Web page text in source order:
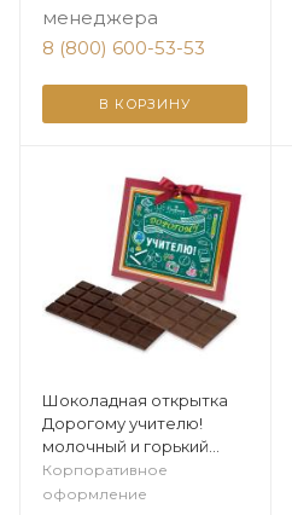
менеджера
8 (800) 600-53-53
В КОРЗИНУ
Шоколадная открытка
Дорогому учителю!
молочный и горький
шоколад
Корпоративное
оформление